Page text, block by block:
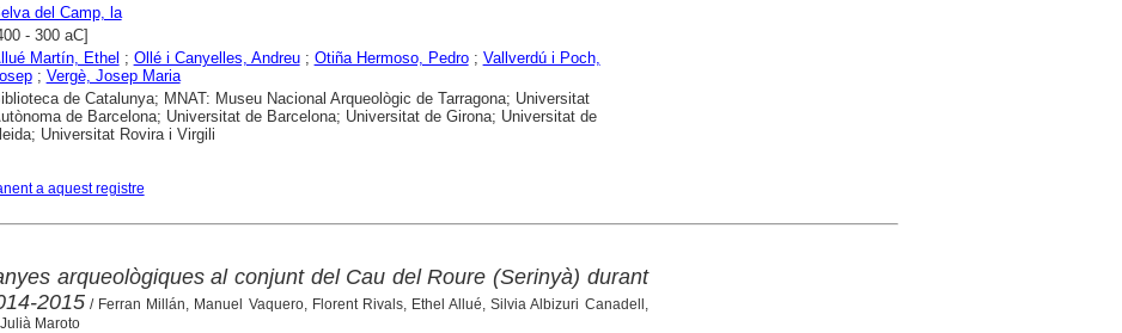
del Camp, la
- 300 aC]
Martín, Ethel ; Ollé i Canyelles, Andreu; Otiña Hermoso, Pedro; Vallverdú i Poch,
; Vergè, Josep Maria
de Catalunya; MNAT: Museu Nacional Arqueològic de Tarragona; Universitat
de Barcelona; Universitat de Barcelona; Universitat de Girona; Universitat de
Lleida; Universitat Rovira i Virgili
a aquest registre
arqueològiques al conjunt del Cau del Roure (Serinyà) durant
2015/ Ferran Millán, Manuel Vaquero, Florent Rivals, Ethel Allué, Silvia Albizuri Canadell,
Maroto